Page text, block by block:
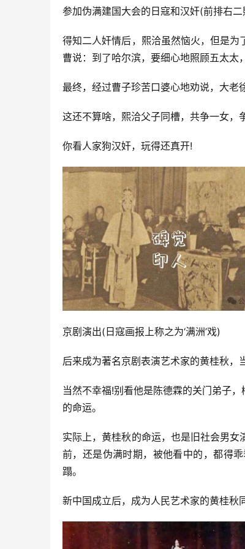
参加伪满建国大会的日寇和汉奸(前排右二
得知二人奸情后，熙洽虽然恼火，但是
曹说：到了哈尔滨，要细心地照顾五太太
最终，经过曹子珍苦口婆心地劝说，大老
这还不算啥，熙洽父子同槽，共争一女，
你看人家狗汉奸，玩得还真开!
京剧演出(日寇画报上称之为‘满洲’戏)
后来成为著名京剧表演艺术家的黄桂秋，
当然不幸福!别看他是陈德霖的关门弟子
的命运。
实际上，黄桂秋的命运，也是旧社会男
前，还是伪满时期，被他看中的，都得
蹋。
新中国成立后，成为人民艺术家的黄桂秋